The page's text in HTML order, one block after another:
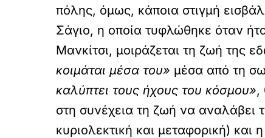
πόλης, όμως, κάποια στιγμή
Σάγιο, η οποία τυφλώθηκε όταν
Μανκίτσι, μοιράζεται τη ζωή της
κοιμάται μέσα του» μέσα από τη
καλύπτει τους ήχους του κόσμου»,
στη συνέχεια τη ζωή να αναλάβει
κυριολεκτική και μεταφορική) και